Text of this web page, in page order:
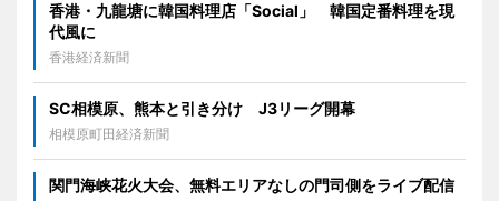
香港・九龍塘に韓国料理店「Social」 韓国定番料理を現
代風に
香港経済新聞
SC相模原、熊本と引き分け J3リーグ開幕
相模原町田経済新聞
関門海峡花火大会、無料エリアなしの門司側をライブ配信